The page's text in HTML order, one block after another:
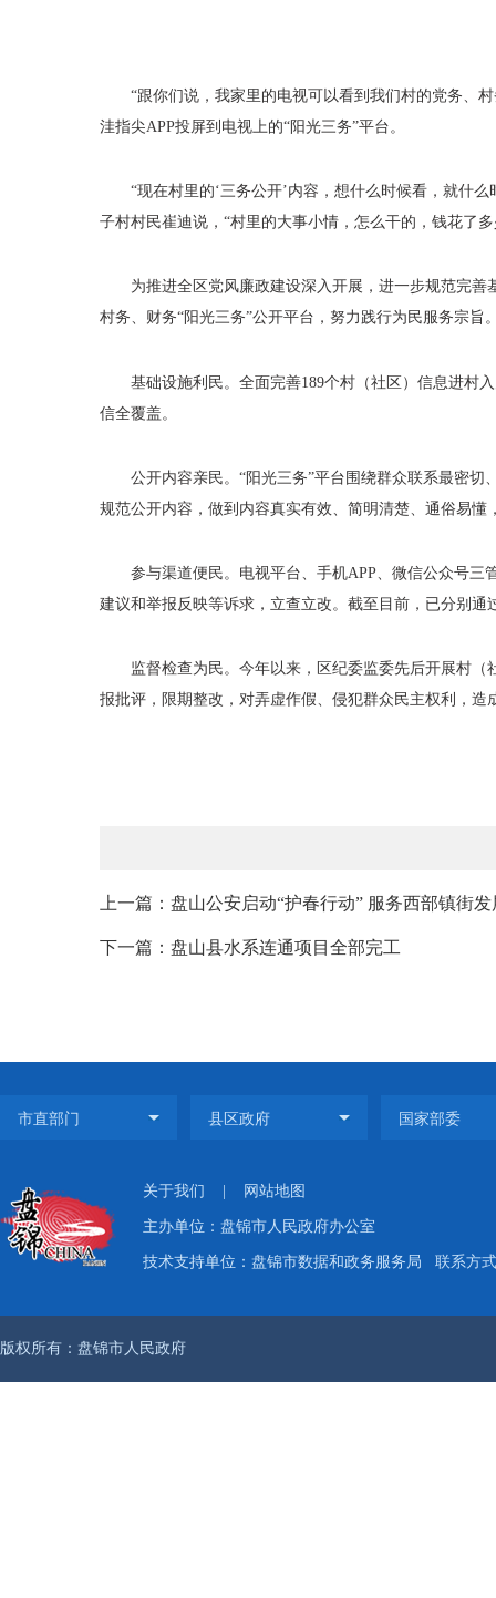
“跟你们说，我家里的电视可以看到我们村的党务、
洼指尖APP投屏到电视上的“阳光三务”平台。
“现在村里的‘三务公开’内容，想什么时候看，就什
子村村民崔迪说，“村里的大事小情，怎么干的，钱花了
为推进全区党风廉政建设深入开展，进一步规范完善
村务、财务“阳光三务”公开平台，努力践行为民服务宗旨
基础设施利民。全面完善189个村（社区）信息进村
信全覆盖。
公开内容亲民。 “阳光三务”平台围绕群众联系最密切
规范公开内容，做到内容真实有效、简明清楚、通俗易
参与渠道便民。电视平台、手机APP、微信公众号三
建议和举报反映等诉求，立查立改。截至目前，已分别
监督检查为民。今年以来，区纪委监委先后开展村（
报批评，限期整改，对弄虚作假、侵犯群众民主权利，造
上一篇：盘山公安启动“护春行动” 服务西部镇街发
下一篇：盘山县水系连通项目全部完工
关于我们 网站地图
主办单位：盘锦市人民政府办公室
技术支持单位：盘锦市数据和政务服务局 联系方
版权所有：盘锦市人民政府